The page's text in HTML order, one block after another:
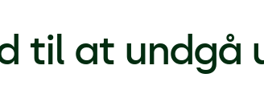
til at